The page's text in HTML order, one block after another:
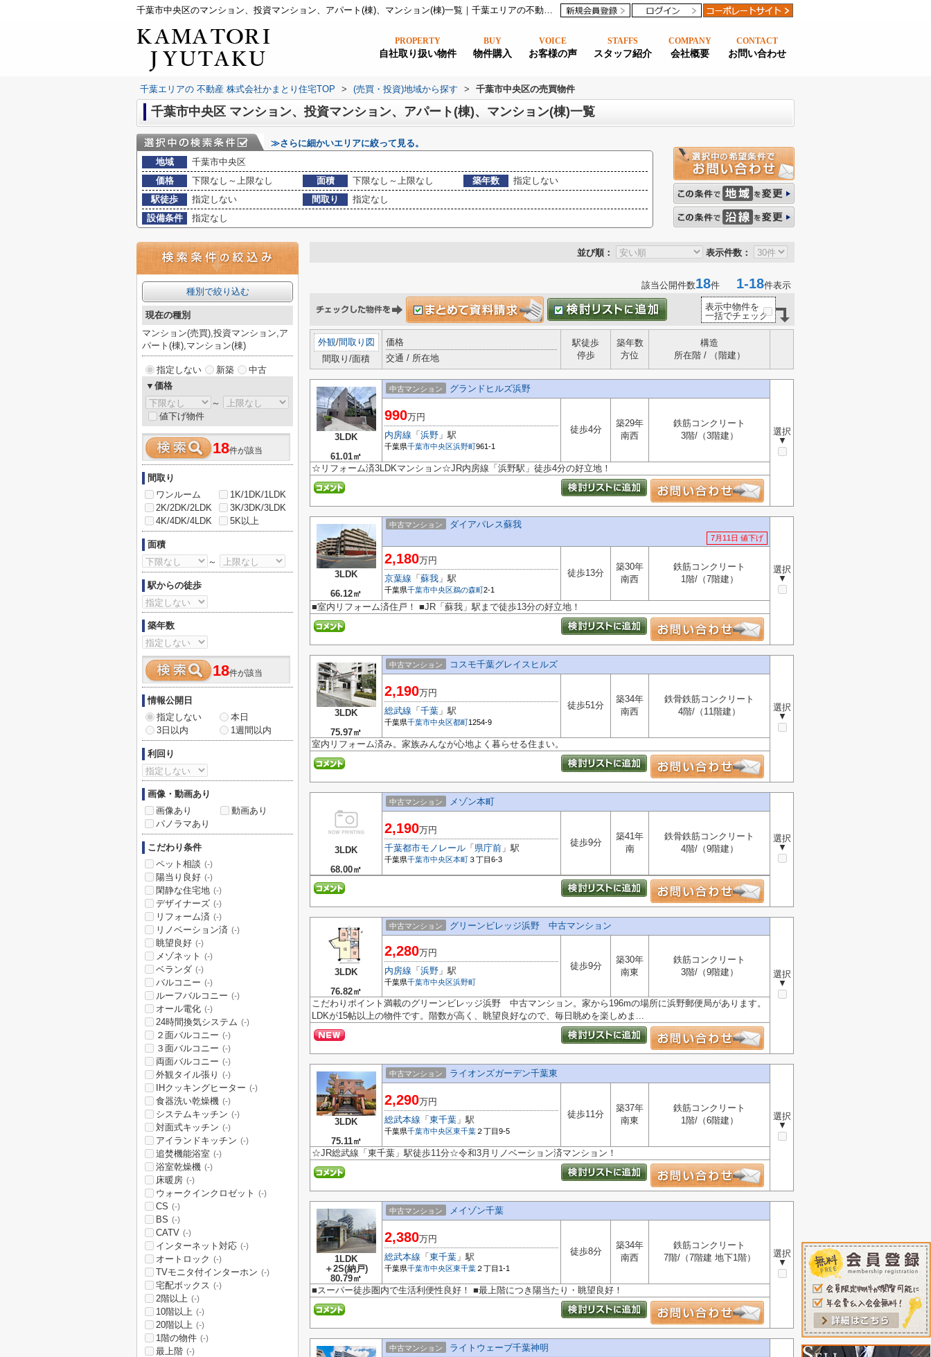
千葉市中央区のマンション、投資マンション、アパート(棟)、マンション(棟)一覧｜千葉エリアの不動産なら株式会社かまとり住宅
PROPERTY
自社取り扱い物件
BUY
物件購入
VOICE
お客様の声
STAFFS
スタッフ紹介
COMPANY
会社概要
CONTACT
お問い合わせ
千葉エリアの 不動産 株式会社かまとり住宅TOP > (売買・投資)地域から探す > 千葉市中央区の売買物件
千葉市中央区 マンション、投資マンション、アパート(棟)、マンション(棟)一覧
≫さらに細かいエリアに絞って見る。
地域
千葉市中央区
価格
下限なし～上限なし 面積 下限なし～上限なし 築年数
指定しない
駅徒歩
指定しない 間取り
指定なし
設備条件
指定なし
並び順： 表示件数：
該当公開件数18件 1-18件表示
表示中物件を
一括でチェック
外観/間取り図
間取り/面積
価格
交通 / 所在地
駅徒歩
停歩
築年数
方位
構造
所在階 / （階建）
3LDK
61.01㎡
中古マンション グランドヒルズ浜野
選択
▼
990万円
内房線 「 浜野 」駅
千葉県千葉市中央区浜野町961-1
徒歩4分
築29年
南西
鉄筋コンクリート
3階/（3階建）
☆リフォーム済3LDKマンション☆JR内房線「浜野駅」徒歩4分の好立地！
3LDK
66.12㎡
中古マンション ダイアパレス蘇我
7月11日 値下げ
選択
▼
2,180万円
京葉線 「 蘇我 」駅
千葉県千葉市中央区鵜の森町2-1
徒歩13分
築30年
南西
鉄筋コンクリート
1階/（7階建）
■室内リフォーム済住戸！ ■JR「蘇我」駅まで徒歩13分の好立地！
3LDK
75.97㎡
中古マンション コスモ千葉グレイスヒルズ
選択
▼
2,190万円
総武線 「 千葉 」駅
千葉県千葉市中央区都町1254-9
徒歩51分
築34年
南西
鉄骨鉄筋コンクリート
4階/（11階建）
室内リフォーム済み。家族みんなが心地よく暮らせる住まい。
3LDK
68.00㎡
中古マンション メゾン本町
選択
▼
2,190万円
千葉都市モノレール 「 県庁前 」駅
千葉県千葉市中央区本町３丁目6-3
徒歩9分
築41年
南
鉄骨鉄筋コンクリート
4階/（9階建）
3LDK
76.82㎡
中古マンション グリーンビレッジ浜野 中古マンション
選択
▼
2,280万円
内房線 「 浜野 」駅
千葉県千葉市中央区浜野町
徒歩9分
築30年
南東
鉄筋コンクリート
3階/（9階建）
こだわりポイント満載のグリーンビレッジ浜野 中古マンション。家から196mの場所に浜野郵便局があります。
LDKが15帖以上の物件です。階数が高く、眺望良好なので、毎日眺めを楽しめま...
3LDK
75.11㎡
中古マンション ライオンズガーデン千葉東
選択
▼
2,290万円
総武本線 「 東千葉 」駅
千葉県千葉市中央区東千葉 ２丁目9-5
徒歩11分
築37年
南東
鉄筋コンクリート
1階/（6階建）
☆JR総武線「東千葉」駅徒歩11分☆令和3月リノベーション済マンション！
1LDK
＋2S(納戸)
80.79㎡
中古マンション メイゾン千葉
選択
▼
2,380万円
総武本線 「 東千葉 」駅
千葉県千葉市中央区東千葉 ２丁目1-1
徒歩8分
築34年
南西
鉄筋コンクリート
7階/（7階建 地下1階）
■スーパー徒歩圏内で生活利便性良好！ ■最上階につき陽当たり・眺望良好！
中古マンション ライトウェーブ千葉神明
種別で絞り込む
現在の種別
マンション(売買),投資マンション,ア
パート(棟),マンション(棟)
指定しない 新築
中古
▼価格
～
値下げ物件
18件が該当
間取り
ワンルーム
1K/1DK/1LDK
2K/2DK/2LDK
3K/3DK/3LDK
4K/4DK/4LDK
5K以上
面積
～
駅からの徒歩
築年数
18件が該当
情報公開日
指定しない
本日
3日以内
1週間以内
利回り
画像・動画あり
画像あり
動画あり
パノラマあり
こだわり条件
ペット相談 (-)
陽当り良好 (-)
閑静な住宅地 (-)
デザイナーズ (-)
リフォーム済 (-)
リノベーション済 (-)
眺望良好 (-)
メゾネット (-)
ベランダ (-)
バルコニー (-)
ルーフバルコニー (-)
オール電化 (-)
24時間換気システム (-)
２面バルコニー (-)
３面バルコニー (-)
両面バルコニー (-)
外観タイル張り (-)
IHクッキングヒーター (-)
食器洗い乾燥機 (-)
システムキッチン (-)
対面式キッチン (-)
アイランドキッチン (-)
追焚機能浴室 (-)
浴室乾燥機 (-)
床暖房 (-)
ウォークインクロゼット (-)
CS (-)
BS (-)
CATV (-)
インターネット対応 (-)
オートロック (-)
TVモニタ付インターホン (-)
宅配ボックス (-)
2階以上 (-)
10階以上 (-)
20階以上 (-)
1階の物件 (-)
最上階 (-)